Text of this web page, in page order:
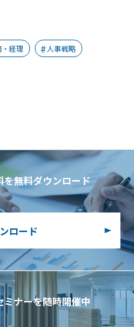
・経理 人事戦略
を無料ダウンロード
ロード
ナーを随時開催中